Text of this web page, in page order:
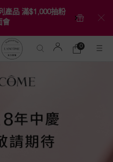
產品 滿$1,000抽粉
會
購
0
0 product in